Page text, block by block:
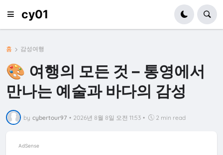
cy01
홈 감성여행
🎨 여행의 모든 것 – 통영에서
만나는 예술과 바다의 감성
by cybertour97 • 2026년 8월 8일 오전 11:53 • 2 min read
AdSense